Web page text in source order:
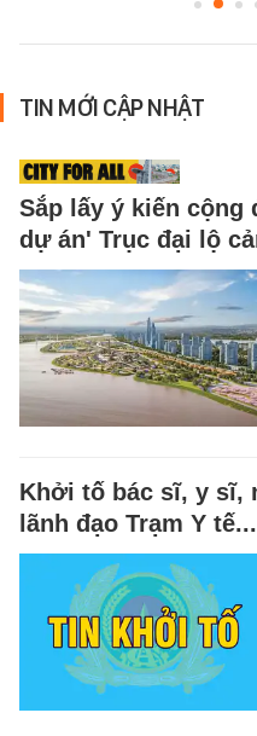
TIN MỚI CẬP NHẬT
Sắp lấy ý kiến cộng
dự án' Trục đại lộ
Khởi tố bác sĩ, y sĩ,
lãnh đạo Trạm Y tế...